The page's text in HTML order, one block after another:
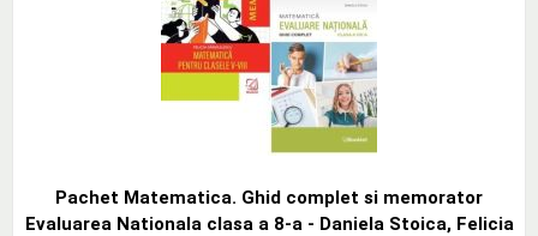
Pachet Matematica. Ghid complet si memorator
Evaluarea Nationala clasa a 8-a - Daniela Stoica, Felicia